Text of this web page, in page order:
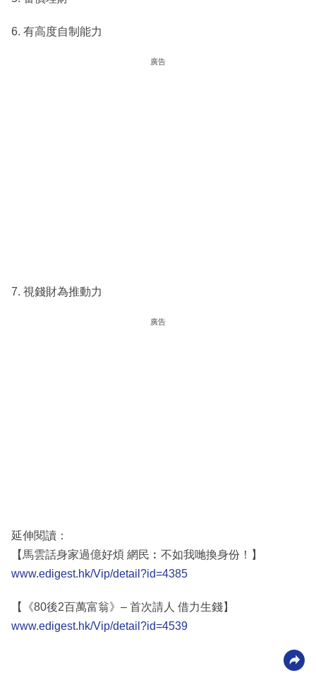
6. 有高度自制能力
廣告
7. 視錢財為推動力
廣告
延伸閱讀：
【馬雲話身家過億好煩 網民︰不如我哋換身份！】
www.edigest.hk/Vip/detail?id=4385
【《80後2百萬富翁》– 首次請人 借力生錢】
www.edigest.hk/Vip/detail?id=4539